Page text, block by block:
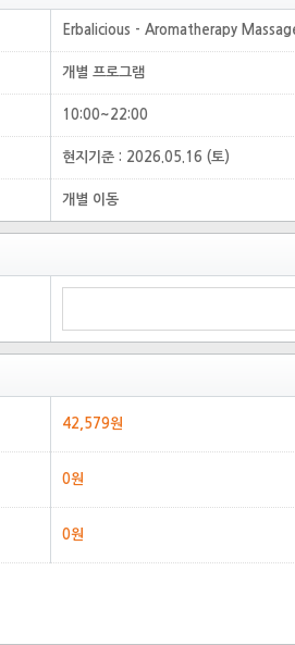
Erbalicious - Aromatherapy
개별 프로그램
10:00~22:00
현지기준 : 2026.05.16 (토)
개별 이동
42,579원
0원
0원